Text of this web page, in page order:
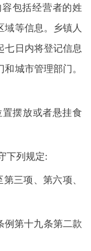
包括经营者的姓
域等信息。乡镇人
七日内将登记信息
城市管理部门。
摆放或者悬挂食
下列规定:
三项、第六项、
例第十九条第二款